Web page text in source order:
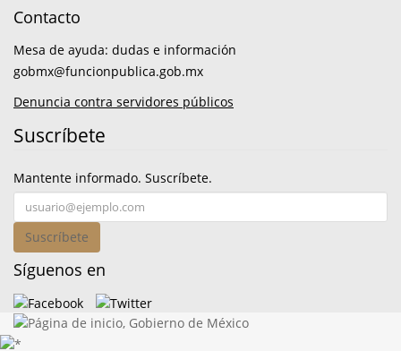
Contacto
Mesa de ayuda: dudas e información
gobmx@funcionpublica.gob.mx
Denuncia contra servidores públicos
Suscríbete
Mantente informado. Suscríbete.
Suscríbete
Síguenos en